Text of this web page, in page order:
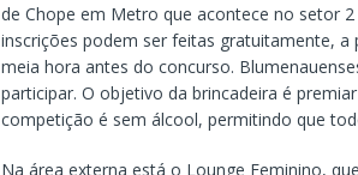
de Chope em Metro que acontece no setor
inscrições podem ser feitas gratuitamente,
meia hora antes do concurso.
participar. O objetivo da brincadeira é
competição é sem álcool, permitindo que
Na área externa está o Lounge Feminino,